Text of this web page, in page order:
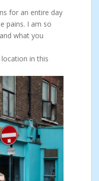
for an entire day
pains. I am so
what you
in this